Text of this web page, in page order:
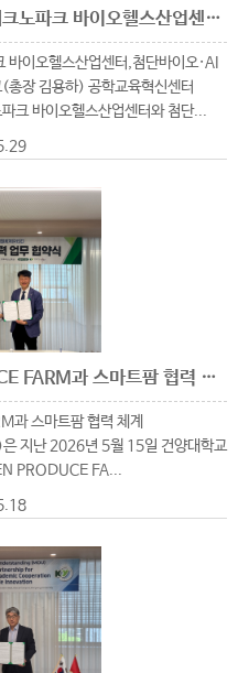
건양대 공학교육혁신센터-대전테크노파크 바이오헬스산업센터, 첨단바이오·AI 분야 전문인력 양성 위해 ‘맞손’
이오헬스산업센터,첨단바이오·AI
총장 김용하) 공학교육혁신센터
크 바이오헬스산업센터와 첨단...
건양대, 필리핀 GREEN PRODUCE FARM과 스마트팜 협력 체계 구축
과 스마트팜 협력 체계
지난 2026년 5월 15일 건양대학교
PRODUCE FA...